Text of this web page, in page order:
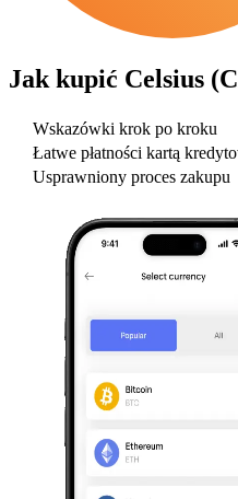
Jak kupić Celsius
Wskazówki krok po kroku
Łatwe płatności kartą
Usprawniony proces zakupu